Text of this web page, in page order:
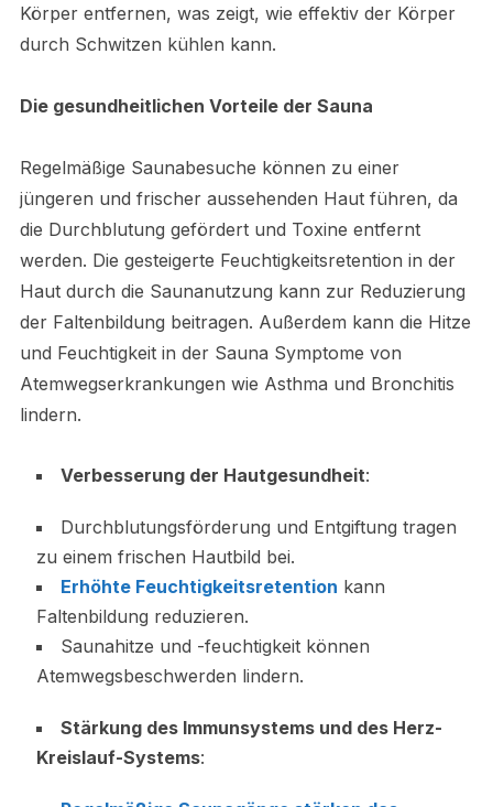
Körper entfernen, was zeigt, wie effektiv der Körper
durch Schwitzen kühlen kann.
Die gesundheitlichen Vorteile der Sauna
Regelmäßige Saunabesuche können zu einer
jüngeren und frischer aussehenden Haut führen, da
die Durchblutung gefördert und Toxine entfernt
werden. Die gesteigerte Feuchtigkeitsretention in der
Haut durch die Saunanutzung kann zur Reduzierung
der Faltenbildung beitragen. Außerdem kann die Hitze
und Feuchtigkeit in der Sauna Symptome von
Atemwegserkrankungen wie Asthma und Bronchitis
lindern.
Verbesserung der Hautgesundheit:
Durchblutungsförderung und Entgiftung tragen
zu einem frischen Hautbild bei.
Erhöhte Feuchtigkeitsretention kann
Faltenbildung reduzieren.
Saunahitze und -feuchtigkeit können
Atemwegsbeschwerden lindern.
Stärkung des Immunsystems und des Herz-
Kreislauf-Systems: